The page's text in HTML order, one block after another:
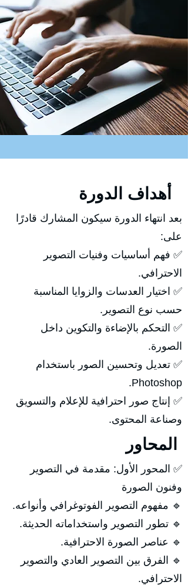
بعد انتهاء الدورة سيكون المشارك قادرًا
على:
✅ فهم أساسيات وفنيات التصوير
الاحترافي.
✅ اختيار العدسات والزوايا المناسبة
حسب نوع التصوير.
✅ التحكم بالإضاءة والتكوين داخل
الصورة.
✅ تعديل وتحسين الصور باستخدام
Photoshop.
✅ إنتاج صور احترافية للإعلام والتسويق
وصناعة المحتوى.
✅ المحور الأول: مقدمة في التصوير
وفنون الصورة
🔹 مفهوم التصوير الفوتوغرافي وأنواعه.
🔹 تطور التصوير واستخداماته الحديثة.
🔹 عناصر الصورة الاحترافية.
🔹 الفرق بين التصوير العادي والتصوير
الاحترافي.